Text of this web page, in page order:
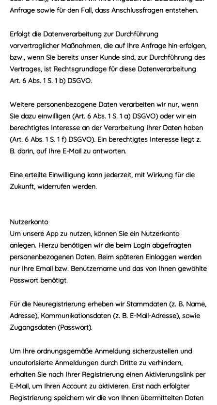
Anfrage sowie für den Fall, dass Anschlussfragen entstehen.
Erfolgt die Datenverarbeitung zur Durchführung
vorvertraglicher Maßnahmen, die auf Ihre Anfrage hin erfolgen,
bzw., wenn Sie bereits unser Kunde sind, zur Durchführung des
Vertrages, ist Rechtsgrundlage für diese Datenverarbeitung
Art. 6 Abs. 1 S. 1 b) DSGVO.
Weitere personenbezogene Daten verarbeiten wir nur, wenn
Sie dazu einwilligen (Art. 6 Abs. 1 S. 1 a) DSGVO) oder wir ein
berechtigtes Interesse an der Verarbeitung Ihrer Daten haben
(Art. 6 Abs. 1 S. 1 f) DSGVO). Ein berechtigtes Interesse liegt z.
B. darin, auf Ihre E-Mail zu antworten.
Eine erteilte Einwilligung kann jederzeit, mit Wirkung für die
Zukunft, widerrufen werden.
Nutzerkonto
Um unsere App zu nutzen, können Sie ein Nutzerkonto
anlegen. Hierzu benötigen wir die beim Login abgefragten
personenbezogenen Daten. Beim späteren Einloggen werden
nur Ihre Email bzw. Benutzername und das von Ihnen gewählte
Passwort benötigt.
Für die Neuregistrierung erheben wir Stammdaten (z. B. Name,
Adresse), Kommunikationsdaten (z. B. E-Mail-Adresse), sowie
Zugangsdaten (Passwort).
Um Ihre ordnungsgemäße Anmeldung sicherzustellen und
unautorisierte Anmeldungen durch Dritte zu verhindern,
erhalten Sie nach Ihrer Registrierung einen Aktivierungslink per
E-Mail, um Ihren Account zu aktivieren. Erst nach erfolgter
Registrierung speichern wir die von Ihnen übermittelten Daten